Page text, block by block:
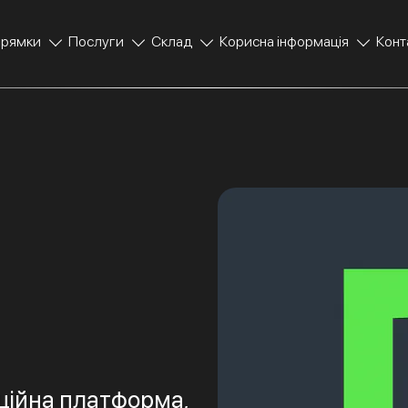
Послуги Склад Корисна інформація
платформа,